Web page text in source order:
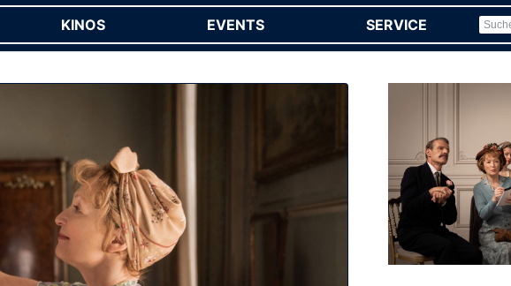
KINOS EVENTS SERVICE (CURRENT)